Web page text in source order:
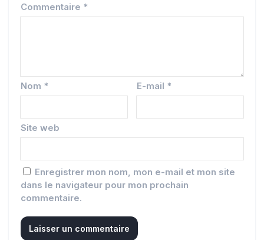
Commentaire *
Nom * E-mail *
Site web
Enregistrer mon nom, mon e-mail et mon site
dans le navigateur pour mon prochain
commentaire.